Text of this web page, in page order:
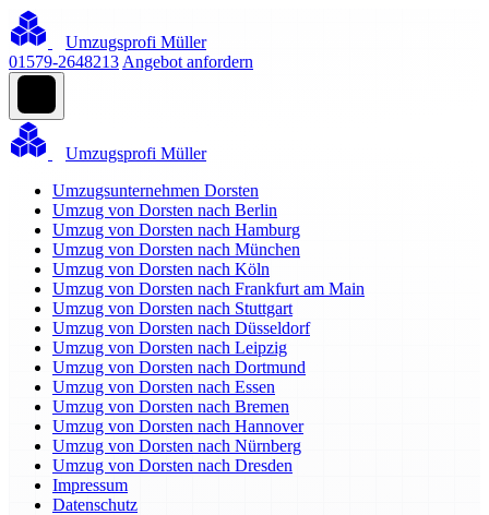
Umzugsprofi Müller
01579-2648213 Angebot anfordern
Umzugsprofi Müller
Umzugsunternehmen Dorsten
Umzug von Dorsten nach Berlin
Umzug von Dorsten nach Hamburg
Umzug von Dorsten nach München
Umzug von Dorsten nach Köln
Umzug von Dorsten nach Frankfurt am Main
Umzug von Dorsten nach Stuttgart
Umzug von Dorsten nach Düsseldorf
Umzug von Dorsten nach Leipzig
Umzug von Dorsten nach Dortmund
Umzug von Dorsten nach Essen
Umzug von Dorsten nach Bremen
Umzug von Dorsten nach Hannover
Umzug von Dorsten nach Nürnberg
Umzug von Dorsten nach Dresden
Impressum
Datenschutz